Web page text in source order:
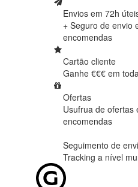
Envios em 72h
+ Seguro de envio
encomendas
Cartão cliente
Ganhe €€€ em
Ofertas
Usufrua de ofertas
encomendas
Seguimento de
Tracking a nível